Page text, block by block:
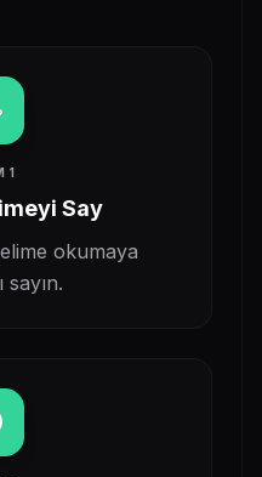
1
Say
okumaya
sayın.